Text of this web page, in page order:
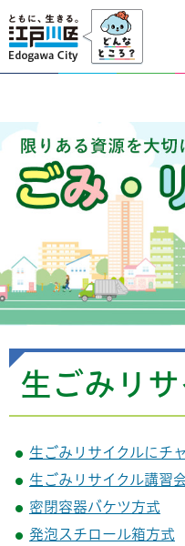
江戸川区
ごみ・リサイクル 限りの
守ろう！
生ごみリサ
生ごみリサイクルにチ
生ごみリサイクル講習
密閉容器バケツ方式
発泡スチロール箱方式